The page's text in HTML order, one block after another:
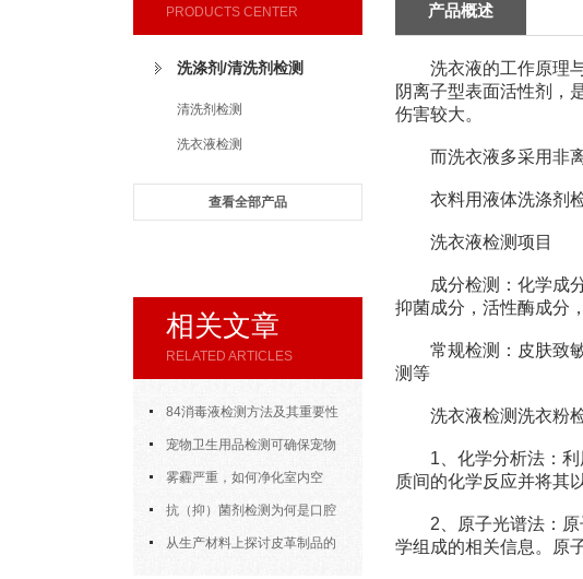
PRODUCTS CENTER
洗涤剂/清洗剂检测
清洗剂检测
洗衣液检测
查看全部产品
相关文章
RELATED ARTICLES
84消毒液检测方法及其重要性
宠物卫生用品检测可确保宠物
用品的质量和安全性
雾霾严重，如何净化室内空
气？抗（抑）菌剂检测为何是口腔
医疗的“隐形守护者”？
从生产材料上探讨皮革制品的
产品概述
洗衣液的工作原理与
阴离子型表面活性剂，
伤害较大。
而洗衣液多采用非离
衣料用液体洗涤剂检
洗衣液检测项目
成分检测：化学成分
抑菌成分，活性酶成分
常规检测：皮肤致敏
测等
洗衣液检测洗衣粉
1、化学分析法：利用
质间的化学反应并将其
2、原子光谱法：原
学组成的相关信息。原